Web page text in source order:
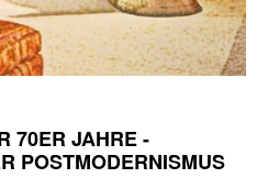
70ER JAHRE -
POSTMODERNISMUS